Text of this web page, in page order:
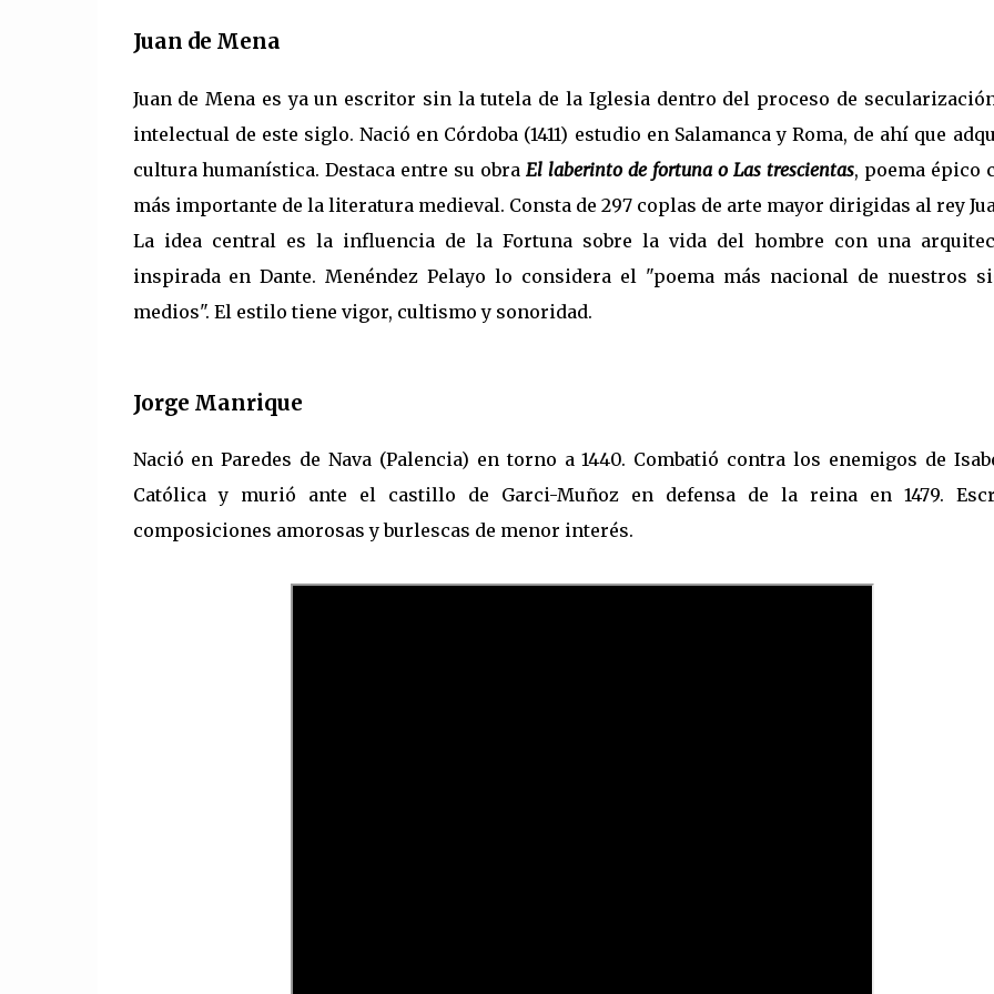
Juan de Mena
Juan de Mena es ya un escritor sin la tutela de la Iglesia dentro del proceso de
intelectual de este siglo. Nació en Córdoba (1411) estudio en Salamanca y Roma, de ahí que
cultura humanística. Destaca entre su obraEl laberinto de fortuna o Las trescientas, poema épico
más importante de la literatura medieval. Consta de 297 coplas de arte mayor dirigidas al rey
La idea central es la influencia de la Fortuna sobre la vida del hombre con una
inspirada en Dante. Menéndez Pelayo lo considera el "poema más nacional de nuestros
medios". El estilo tiene vigor, cultismo y sonoridad.
Jorge Manrique
Nació en Paredes de Nava (Palencia) en torno a 1440. Combatió contra los enemigos de
Católica y murió ante el castillo de Garci-Muñoz en defensa de la reina en 1479.
composiciones amorosas y burlescas de menor interés.